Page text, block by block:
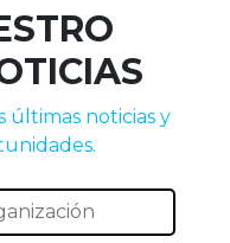
últimas noticias y